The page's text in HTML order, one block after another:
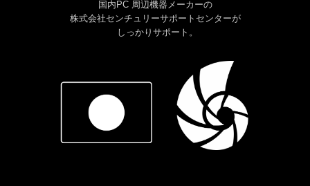
国内PC 周辺機器メーカーの
株式会社センチュリーサポートセンターが
しっかりサポート 。